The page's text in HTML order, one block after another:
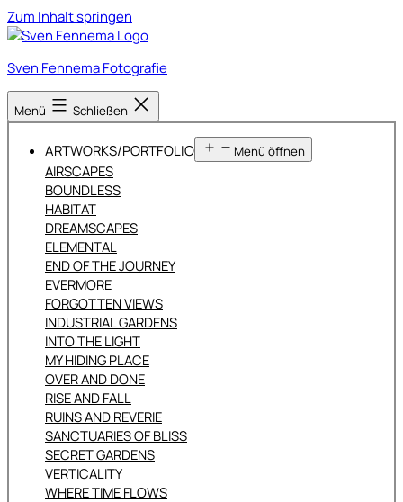
Zum Inhalt springen
Sven Fennema Fotografie
Menü Schließen
ARTWORKS/PORTFOLIO Menü öffnen
AIRSCAPES
BOUNDLESS
HABITAT
DREAMSCAPES
ELEMENTAL
END OF THE JOURNEY
EVERMORE
FORGOTTEN VIEWS
INDUSTRIAL GARDENS
INTO THE LIGHT
MY HIDING PLACE
OVER AND DONE
RISE AND FALL
RUINS AND REVERIE
SANCTUARIES OF BLISS
SECRET GARDENS
VERTICALITY
WHERE TIME FLOWS